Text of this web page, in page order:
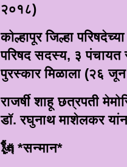
२०१८)
कोल्हापूर जिल्हा
परिषद सदस्य, ३ पंचायत
पुरस्कार मिळाला (२६
राजर्षी शाहू छत्रपती
डॉ. रघुनाथ माशेलकर
🗽 *सन्मान*